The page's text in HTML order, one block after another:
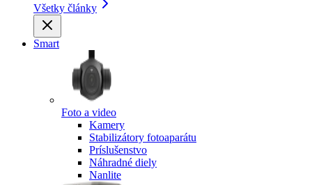
Všetky články
Smart
Foto a video
Kamery
Stabilizátory fotoaparátu
Príslušenstvo
Náhradné diely
Nanlite